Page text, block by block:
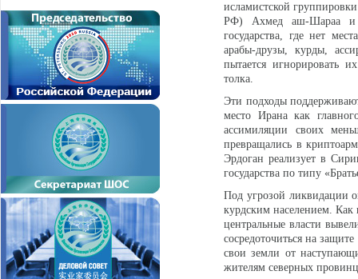
исламистской
РФ) Ахмед аш-Шараа и
государства, где нет
арабы-друзы, курды,
пытается игнорировать
толка.
Эти подходы
место Ирана как
ассимиляции своих
превращались в
Эрдоган реализует в
государства по типу
Под угрозой ликвидации
курдским населением. Как
центральные власти
сосредоточиться на
свои земли от
жителям северных